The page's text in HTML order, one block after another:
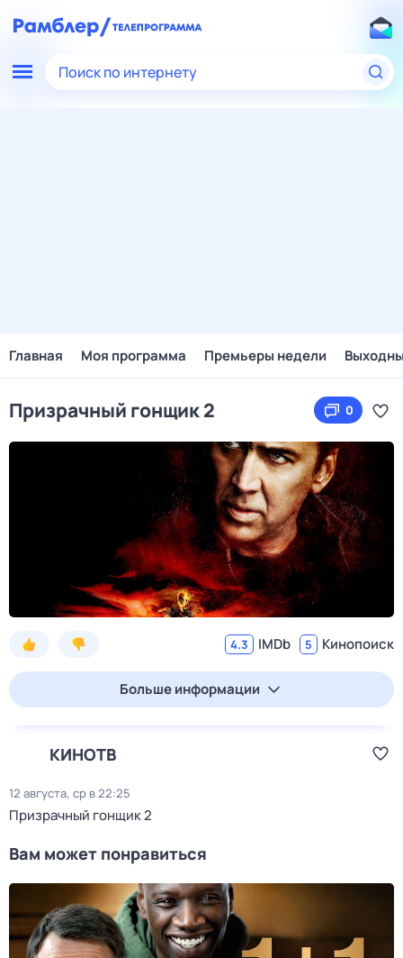
Поиск по интернету
Главная Моя программа Премьеры недели
Призрачный гонщик 2 0
4.3 IMDb 5 Кинопоиск
Больше информации
КИНОТВ
12 августа, ср в 22:25
Призрачный гонщик 2
Вам может понравиться